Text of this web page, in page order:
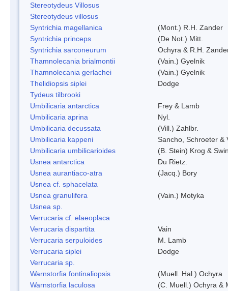
Stereotydeus Villosus
Stereotydeus villosus
Syntrichia magellanica
(Mont.) R.H. Zander
Syntrichia princeps
(De Not.) Mitt.
Syntrichia sarconeurum
Ochyra & R.H.
Thamnolecania brialmontii
(Vain.) Gyelnik
Thamnolecania gerlachei
(Vain.) Gyelnik
Thelidiopsis siplei
Dodge
Tydeus tilbrooki
Umbilicaria antarctica
Frey & Lamb
Umbilicaria aprina
Nyl.
Umbilicaria decussata
(Vill.) Zahlbr.
Umbilicaria kappeni
Sancho, Schroeter &
Umbilicaria umbilicarioides
(B. Stein) Krog &
Usnea antarctica
Du Rietz.
Usnea aurantiaco-atra
(Jacq.) Bory
Usnea cf. sphacelata
Usnea granulifera
(Vain.) Motyka
Usnea sp.
Verrucaria cf. elaeoplaca
Verrucaria dispartita
Vain
Verrucaria serpuloides
M. Lamb
Verrucaria siplei
Dodge
Verrucaria sp.
Warnstorfia fontinaliopsis
(Muell. Hal.) Ochyra
Warnstorfia laculosa
(C. Muell.) Ochyra &